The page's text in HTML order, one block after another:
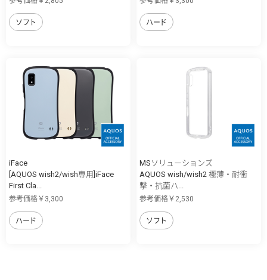
ソフト ハード
iFace
[AQUOS wish2/wish専用]iFace
First Cla...
参考価格￥3,300
ハード
MSソリューションズ
AQUOS wish/wish2 極薄・耐衝
撃・抗菌ハ...
参考価格￥2,530
ソフト